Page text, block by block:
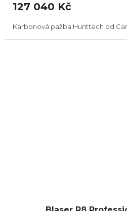
127 040 Kč
Karbonová pažba Hunttech od